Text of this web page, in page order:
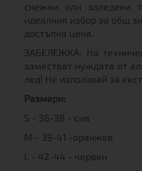
снежни или заледени
идеалния избор за общ
достъпна цена.
ЗАБЕЛЕЖКА: На
заместват нуждата от
лед! Не използвай за
Размери:
S - 36-38 - сив
M - 39-41 -оранжев
L - 42-44 - червен